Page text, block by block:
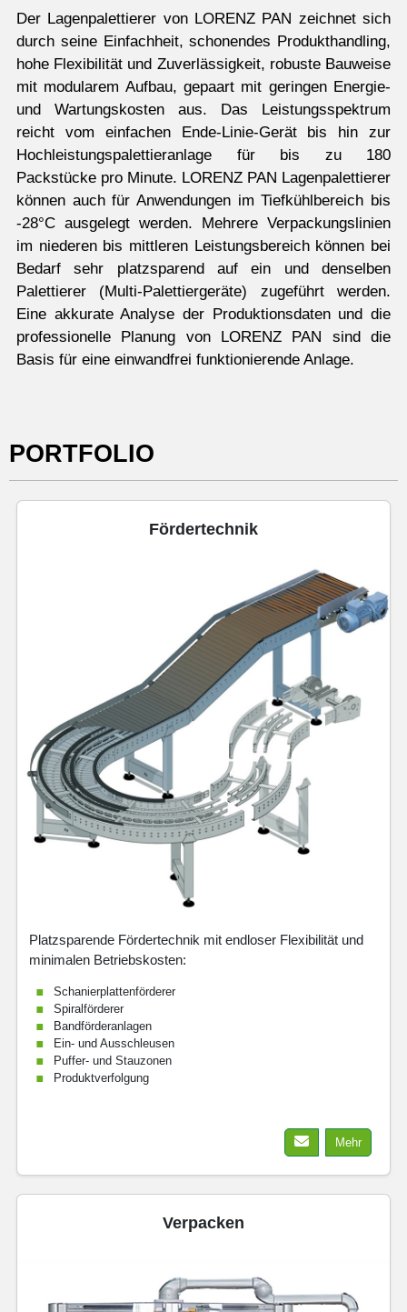
Der Lagenpalettierer von LORENZ PAN zeichnet sich
durch seine Einfachheit, schonendes Produkthandling,
hohe Flexibilität und Zuverlässigkeit, robuste Bauweise
mit modularem Aufbau, gepaart mit geringen Energie-
und Wartungskosten aus. Das Leistungsspektrum
reicht vom einfachen Ende-Linie-Gerät bis hin zur
Hochleistungspalettieranlage für bis zu 180
Packstücke pro Minute. LORENZ PAN Lagenpalettierer
können auch für Anwendungen im Tiefkühlbereich bis
-28°C ausgelegt werden. Mehrere Verpackungslinien
im niederen bis mittleren Leistungsbereich können bei
Bedarf sehr platzsparend auf ein und denselben
Palettierer (Multi-Palettiergeräte) zugeführt werden.
Eine akkurate Analyse der Produktionsdaten und die
professionelle Planung von LORENZ PAN sind die
Basis für eine einwandfrei funktionierende Anlage.
PORTFOLIO
Fördertechnik
Platzsparende Fördertechnik mit endloser Flexibilität und
minimalen Betriebskosten:
Schanierplattenförderer
Spiralförderer
Bandförderanlagen
Ein- und Ausschleusen
Puffer- und Stauzonen
Produktverfolgung
Mehr
Verpacken